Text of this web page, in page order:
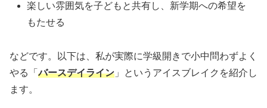
楽しい雰囲気を子どもと共有し、新学期への希望を
もたせる
などです。以下は、私が実際に学級開きで小中問わずよく
やる「バースデイライン 」というアイスブレイクを紹介し
ます。